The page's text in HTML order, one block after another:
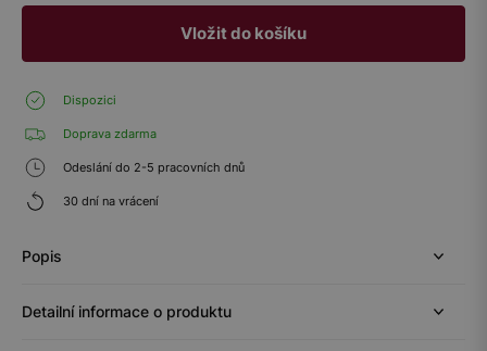
Vložit do košíku
Dispozici
Doprava zdarma
Odeslání do 2-5 pracovních dnů
30 dní na vrácení
Popis
Detailní informace o produktu